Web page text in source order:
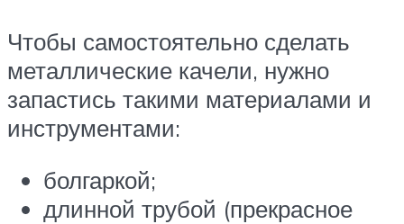
Чтобы самостоятельно сделать
металлические качели, нужно
запастись такими материалами и
инструментами:
болгаркой;
длинной трубой (прекрасное